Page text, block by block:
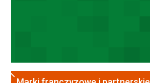
Narzędzia